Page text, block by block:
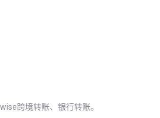
跨境转账、银行转账。